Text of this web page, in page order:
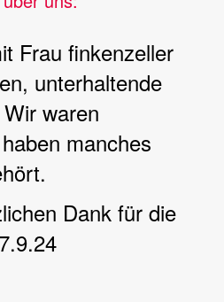
Frau finkenzeller
unterhaltende
waren
manches
Dank für die